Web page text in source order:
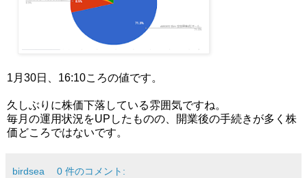
1月30日、16:10ころの値です。
久しぶりに株価下落している雰囲気ですね。
毎月の運用状況をUPしたものの、開業後の手続きが多く株
価どころではないです。
birdsea 0 件のコメント: